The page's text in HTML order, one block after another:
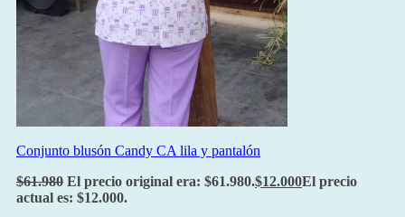
Conjunto blusón Candy CA lila y pantalón
$61.980 El precio original era: $61.980.$12.000El precio
actual es: $12.000.